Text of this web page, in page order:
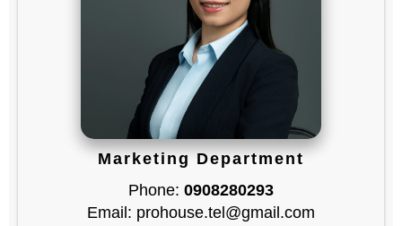
Marketing Department
Phone: 0908280293
Email: prohouse.tel@gmail.com